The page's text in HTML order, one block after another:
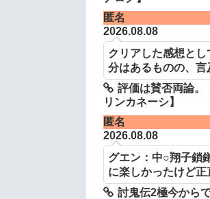
匿名
2026.08.08
クリアした感想と
分はあるものの、言
評価は賛否両論。
リンカネーシ】
匿名
2026.08.08
グエン：中○翔子鎖
に楽しかったけど正
討鬼伝2極今から